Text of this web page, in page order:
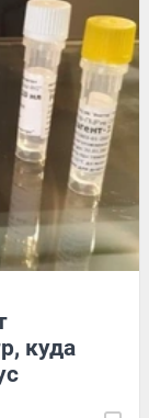
куда